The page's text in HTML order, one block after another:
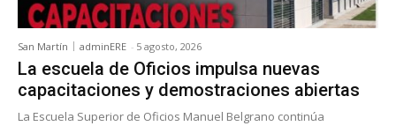
San Martín adminERE - 5 agosto, 2026
La escuela de Oficios impulsa nuevas
capacitaciones y demostraciones abiertas
La Escuela Superior de Oficios Manuel Belgrano continúa